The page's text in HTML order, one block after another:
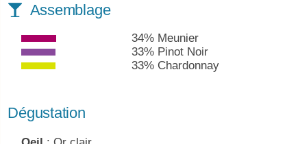
Assemblage
34% Meunier
33% Pinot Noir
33% Chardonnay
Dégustation